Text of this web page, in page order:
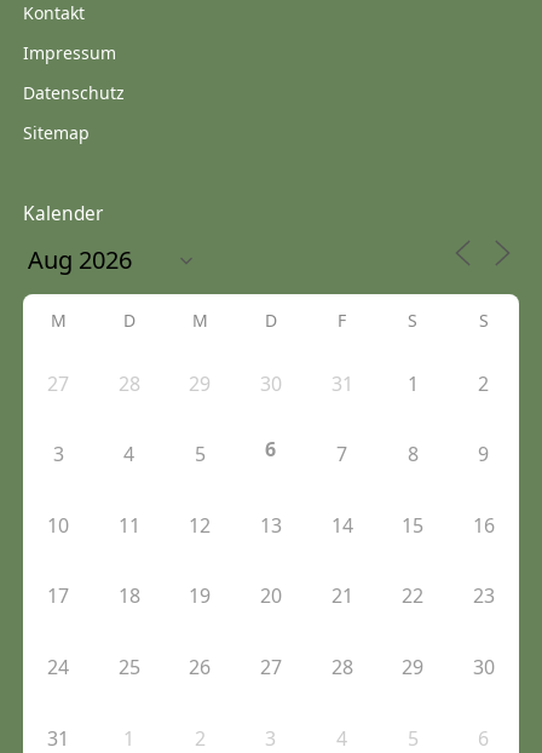
Kontakt
Impressum
Datenschutz
Sitemap
Kalender
M D M D F S S
27 28 29 30 31 1 2
3 4 5 6 7 8 9
10 11 12 13 14 15 16
17 18 19 20 21 22 23
24 25 26 27 28 29 30
31 1 2 3 4 5 6